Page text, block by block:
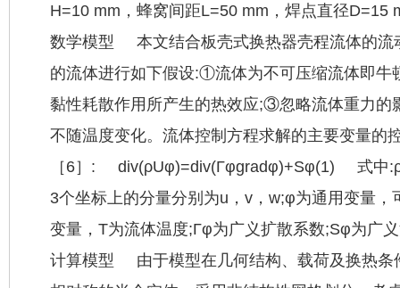
H=10 mm，蜂窝间距L=50 mm，焊
数学模型 本文结合板壳式换热器壳程流体的流
的流体进行如下假设:①流体为不可压缩流体即
黏性耗散作用所产生的热效应;③忽略流体重力的
不随温度变化。流体控制方程求解的主要变量的
［6］: div(ρUφ)=div(Γφgradφ)+Sφ(1) 式中:ρ
3个坐标上的分量分别为u，v，w;φ为通用变量，
变量，T为流体温度;Γφ为广义扩散系数;Sφ为
计算模型 由于模型在几何结构、载荷及换热条